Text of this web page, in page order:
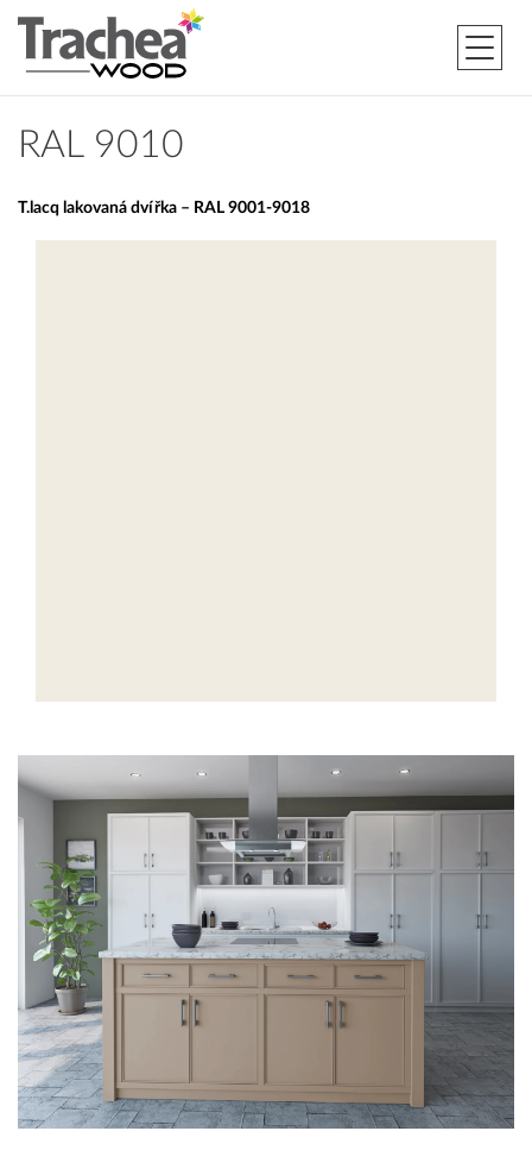
RAL 9010
T.lacq lakovaná dvířka – RAL 9001-9018